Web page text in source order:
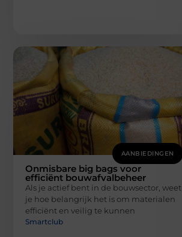
AANBIEDINGEN
Onmisbare big bags voor
efficiënt bouwafvalbeheer
Als je actief bent in de bouwsector, weet
je hoe belangrijk het is om materialen
efficiënt en veilig te kunnen
Smartclub